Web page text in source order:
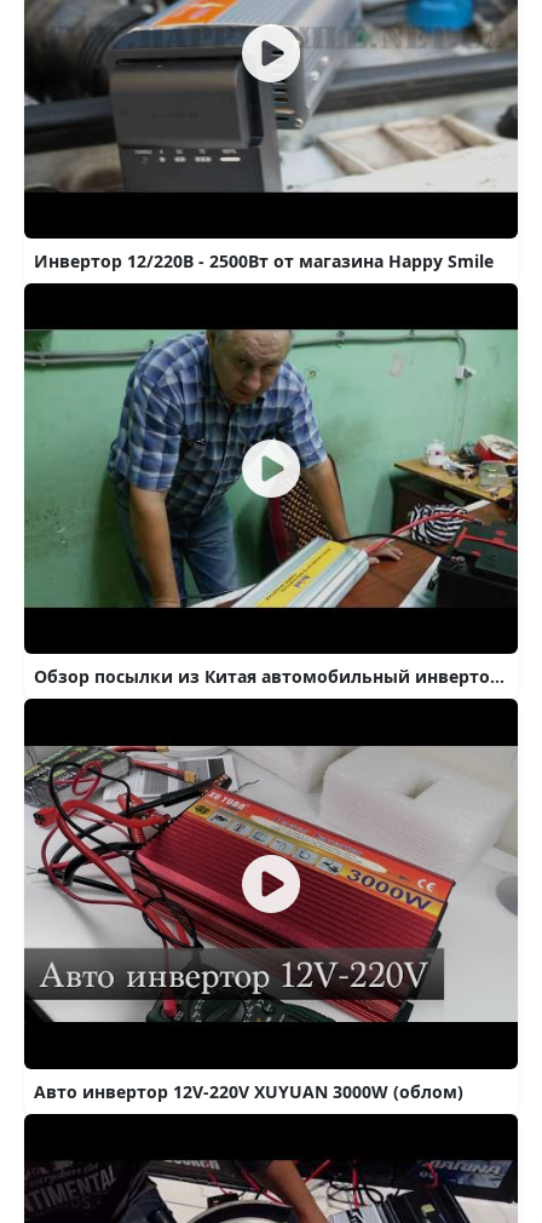
Инвертор 12/220В - 2500Вт от магазина Happy Smile
Обзор посылки из Китая автомобильный инвертор Meind 3000W
Авто инвертор 12V-220V XUYUAN 3000W (облом)